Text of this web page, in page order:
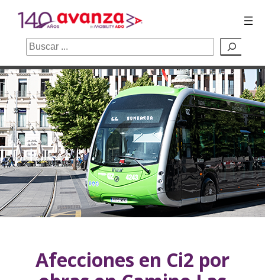
Saltar
al
contenido
Buscar
Afecciones en Ci2 por